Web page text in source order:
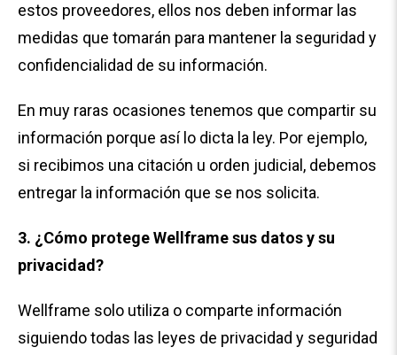
estos proveedores, ellos nos deben informar las
medidas que tomarán para mantener la seguridad y
confidencialidad de su información.
En muy raras ocasiones tenemos que compartir su
información porque así lo dicta la ley. Por ejemplo,
si recibimos una citación u orden judicial, debemos
entregar la información que se nos solicita.
3. ¿Cómo protege Wellframe sus datos y su
privacidad?
Wellframe solo utiliza o comparte información
siguiendo todas las leyes de privacidad y seguridad